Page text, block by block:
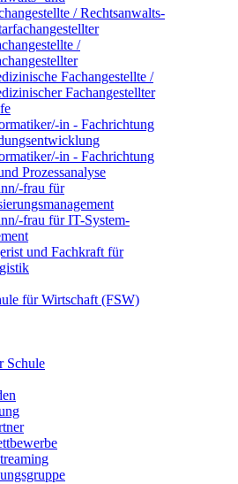
/ Rechtsanwalts-
/
Fachangestellte /
Fachangestellter
in - Fachrichtung
in - Fachrichtung
Prozessanalyse
frau für
frau für IT-System-
und Fachkraft für
für Wirtschaft (FSW)
Schule